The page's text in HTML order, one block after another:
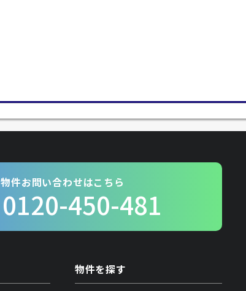
物件お問い合わせはこちら
0120-450-481
物件を探す